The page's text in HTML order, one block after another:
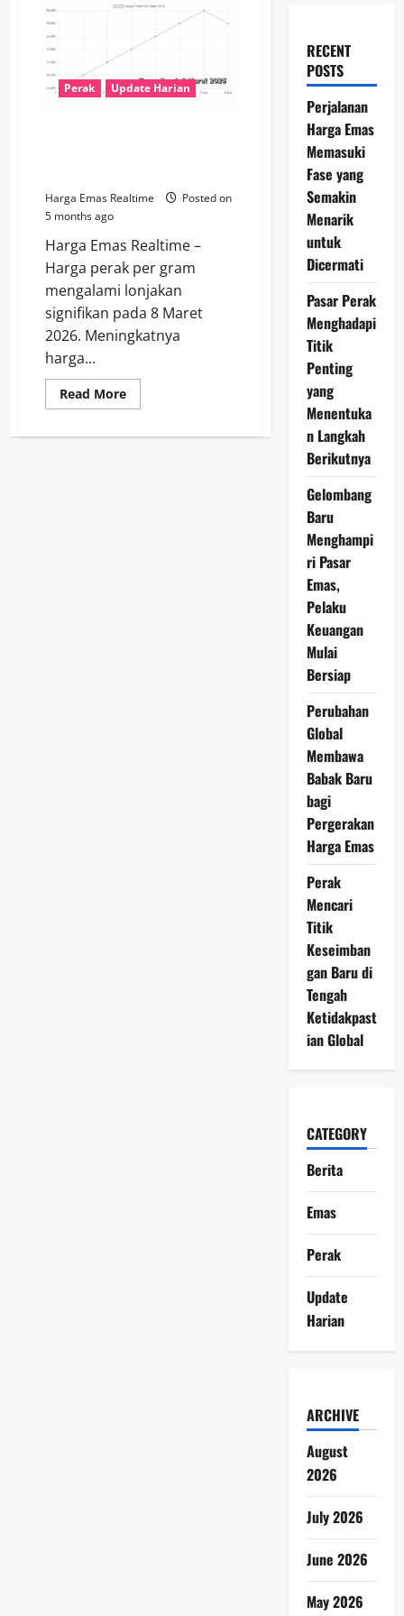
Perak Update Harian
Harga Emas Realtime
Posted on
5 months ago
Harga Emas Realtime –
Harga perak per gram
mengalami lonjakan
signifikan pada 8 Maret
2026. Meningkatnya
harga...
Read MoreRead
more
Meningkat
RECENT
POSTS
Perjalanan
Harga Emas
Memasuki
Fase yang
Semakin
Menarik
untuk
Dicermati
Pasar Perak
Menghadapi
Titik
Penting
yang
Menentuka
n Langkah
Berikutnya
Gelombang
Baru
Menghampi
ri Pasar
Emas,
Pelaku
Keuangan
Mulai
Bersiap
Perubahan
Global
Membawa
Babak Baru
bagi
Pergerakan
Harga Emas
Perak
Mencari
Titik
Keseimban
gan Baru di
Tengah
Ketidakpast
ian Global
CATEGORY
Berita
Emas
Perak
Update
Harian
ARCHIVE
August
2026
July 2026
June 2026
May 2026